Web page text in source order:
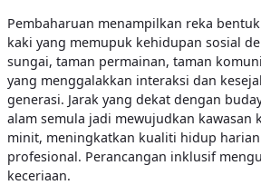
Pembaharuan menampilkan reka
kaki yang memupuk kehidupan sosial
sungai, taman permainan, taman
yang menggalakkan interaksi dan
generasi. Jarak yang dekat dengan
alam semula jadi mewujudkan kawasan
minit, meningkatkan kualiti hidup
profesional. Perancangan inklusif
keceriaan.